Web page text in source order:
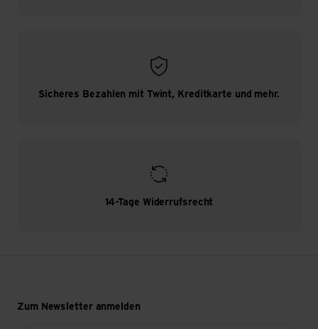
Sicheres Bezahlen mit Twint, Kreditkarte und mehr.
14-Tage Widerrufsrecht
Zum Newsletter anmelden